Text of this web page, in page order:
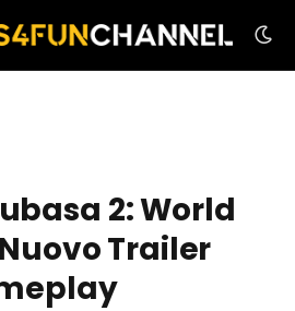
2: World
Trailer